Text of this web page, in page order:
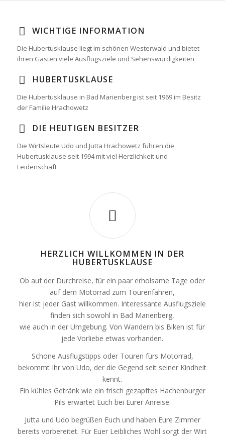
WICHTIGE INFORMATION
Die Hubertusklause liegt im schönen Westerwald und bietet
ihren Gästen viele Ausflugsziele und Sehenswürdigkeiten
HUBERTUSKLAUSE
Die Hubertusklause in Bad Marienberg ist seit 1969 im Besitz
der Familie Hrachowetz
DIE HEUTIGEN BESITZER
Die Wirtsleute Udo und Jutta Hrachowetz führen die
Hubertusklause seit 1994 mit viel Herzlichkeit und
Leidenschaft
HERZLICH WILLKOMMEN IN DER
HUBERTUSKLAUSE
Ob auf der Durchreise, für ein paar erholsame Tage oder
auf dem Motorrad zum Tourenfahren,
hier ist jeder Gast willkommen. Interessante Ausflugsziele
finden sich sowohl in Bad Marienberg,
wie auch in der Umgebung. Von Wandern bis Biken ist für
jede Vorliebe etwas vorhanden.
Schöne Ausflugstipps oder Touren fürs Motorrad,
bekommt Ihr von Udo, der die Gegend seit seiner Kindheit
kennt.
Ein kühles Getränk wie ein frisch gezapftes Hachenburger
Pils erwartet Euch bei Eurer Anreise.
Jutta und Udo begrüßen Euch und haben Eure Zimmer
bereits vorbereitet. Für Euer Leibliches Wohl sorgt der Wirt